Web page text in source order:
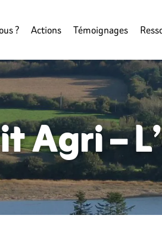
? Actions Témoignages
Agri –